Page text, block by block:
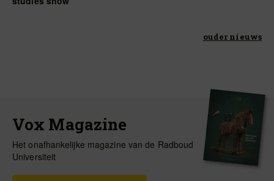
ouder nieuws
Vox Magazine
Het onafhankelijke magazine van de Radboud
Universiteit